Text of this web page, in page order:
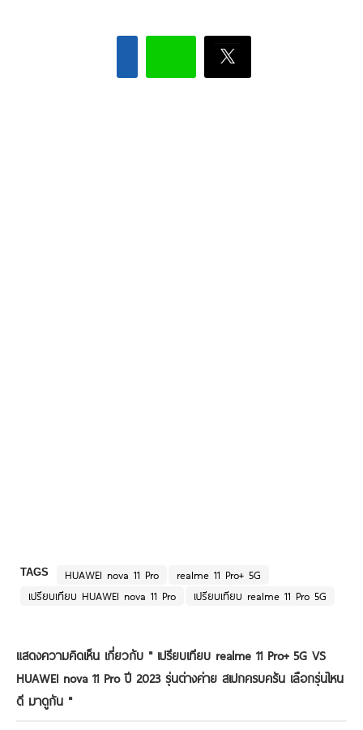
TAGS HUAWEI nova 11 Pro
realme 11 Pro+ 5G
เปรียบเทียบ HUAWEI nova 11 Pro
เปรียบเทียบ realme 11 Pro 5G
แสดงความคิดเห็น เกี่ยวกับ " เปรียบเทียบ realme 11 Pro+ 5G VS
HUAWEI nova 11 Pro ปี 2023 รุ่นต่างค่าย สเปกครบครัน เลือกรุ่นไหน
ดี มาดูกัน "